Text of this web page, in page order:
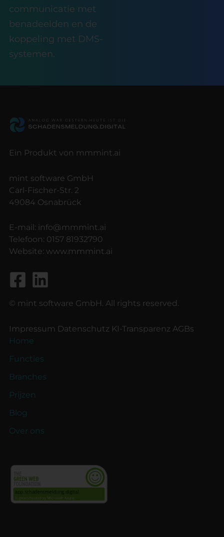
communicatie met
benadeelden en de
koppeling met DMS-
systemen.
Ein Produkt von mmmint.ai
mint software GmbH
Carl-Fischer-Str. 2
49084 Osnabrück
E-mail: info@mmmint.ai
Telefoon: 0157 81932790
Website: www.mmmint.ai
© mint software GmbH. All rights reserved.
Impressum Datenschutz KI-Transparenz AGBs
Home
Functies
Branches
Prijzen
Blog
Over ons